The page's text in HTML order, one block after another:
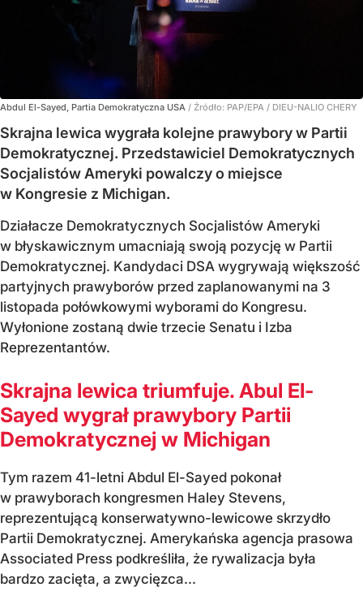
Abdul El-Sayed, Partia Demokratyczna USA / Źródło: PAP/EPA / DIEU-NALIO CHERY
Skrajna lewica wygrała kolejne prawybory w Partii
Demokratycznej. Przedstawiciel Demokratycznych
Socjalistów Ameryki powalczy o miejsce
w Kongresie z Michigan.
Działacze Demokratycznych Socjalistów Ameryki
w błyskawicznym umacniają swoją pozycję w Partii
Demokratycznej. Kandydaci DSA wygrywają większość
partyjnych prawyborów przed zaplanowanymi na 3
listopada połówkowymi wyborami do Kongresu.
Wyłonione zostaną dwie trzecie Senatu i Izba
Reprezentantów.
Skrajna lewica triumfuje. Abul El-
Sayed wygrał prawybory Partii
Demokratycznej w Michigan
Tym razem 41-letni Abdul El-Sayed pokonał
w prawyborach kongresmen Haley Stevens,
reprezentującą konserwatywno-lewicowe skrzydło
Partii Demokratycznej. Amerykańska agencja prasowa
Associated Press podkreśliła, że rywalizacja była
bardzo zacięta, a zwycięzca...